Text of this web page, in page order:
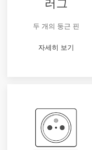
러그
두 개의 둥근 핀
자세히 보기